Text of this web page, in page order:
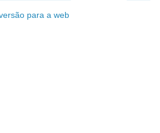
para a web